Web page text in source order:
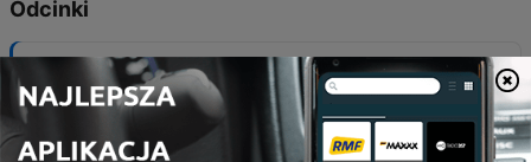
Odcinki
La ribellione degli americani contro i data
center